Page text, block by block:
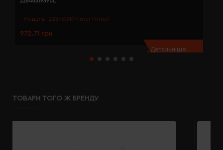
Модель: 2264031(Printer Prime)
972.71 грн
Детальніше...
ТОВАРИ ТОГО Ж БРЕНДУ